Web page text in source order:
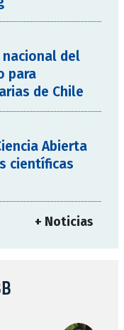
nacional del
para
de Chile
Abierta
científicas
+ Noticias